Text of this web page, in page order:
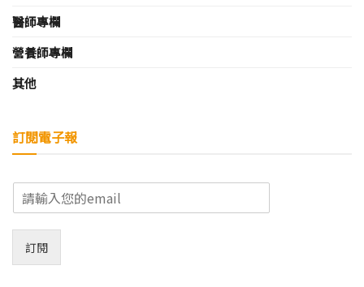
醫師專欄
營養師專欄
其他
訂閱電子報
E
m
*
訂閱